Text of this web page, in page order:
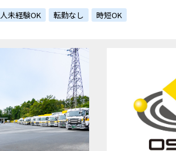
未経験OK 転勤なし 時短OK
門の就職エージェントサービス
ービス
質問